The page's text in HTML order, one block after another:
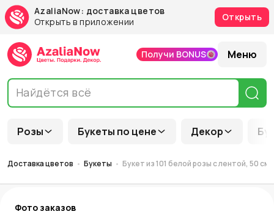
AzaliaNow: доставка цветов
Открыть в приложении
Открыть
Розы Букеты по цене Декор
Получи BONUS Меню
Доставка цветов Букеты Букет из 101 белой розы с лентой, 50 см
Фото заказов